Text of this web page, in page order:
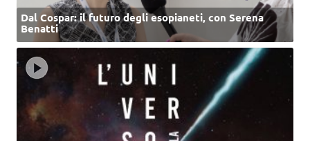
Dal Cospar: il futuro degli esopianeti, con Serena
Benatti